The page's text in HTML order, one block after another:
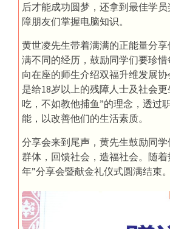
后才能成功圆梦，还拿到最佳学
障朋友们掌握电脑知识。
黄世凌先生带着满满的正能量分
满不同的经历，鼓励同学们要珍
向在座的师生介绍双福升维发展
是给18岁以上的残障人士及社会
吃，不如教他捕鱼”的理念，透过
能，以改善他们的生活素质。
分享会来到尾声，黄先生鼓励同
群体，回馈社会，造福社会。随
年”分享会暨献金礼仪式圆满结束。